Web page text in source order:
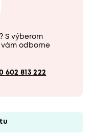
S výberom
odborne
602 813 222